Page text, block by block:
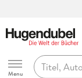
Hugendubel
Menu